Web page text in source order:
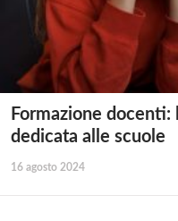
Formazione
dedicata alle scuole
16 agosto 2024